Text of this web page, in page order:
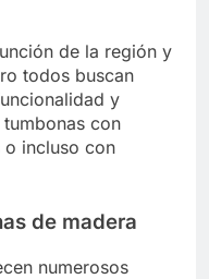
de la región y
todos buscan
y
con
o incluso con
de madera
numerosos